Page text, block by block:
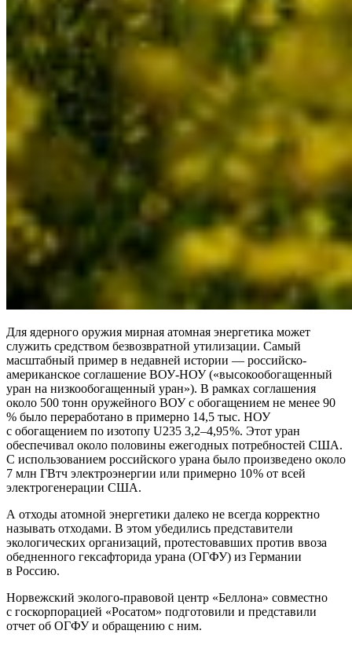
Для ядерного оружия мирная атомная энергетика может
служить средством безвозвратной утилизации. Самый
масштабный пример в недавней истории — ​российско-
американское соглашение ВОУ-НОУ («высокообогащенный
уран на низкообогащенный уран»). В рамках соглашения
около 500 тонн оружейного ВОУ с обогащением не менее 90
% было переработано в примерно 14,5 тыс. НОУ
с обогащением по изотопу U235 3,2–4,95 %. Этот уран
обеспечивал около половины ежегодных потребностей США.
С использованием российского урана было произведено около
7 млн ГВтч электроэнергии или примерно 10 % от всей
электрогенерации США.
А отходы атомной энергетики далеко не всегда корректно
называть отходами. В этом убедились представители
экологических организаций, протестовавших против ввоза
обедненного гексафторида урана (ОГФУ) из Германии
в Россию.
Норвежский эколого-правовой центр «Беллона» совместно
с госкорпорацией «Росатом» подготовили и представили
отчет об ОГФУ и обращению с ним.